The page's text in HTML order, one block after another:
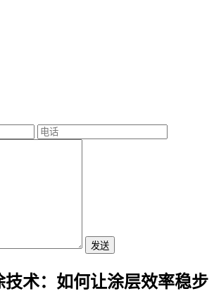
发送
技术：如何让涂层效率稳步